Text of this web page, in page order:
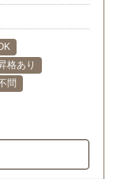
格あり
問